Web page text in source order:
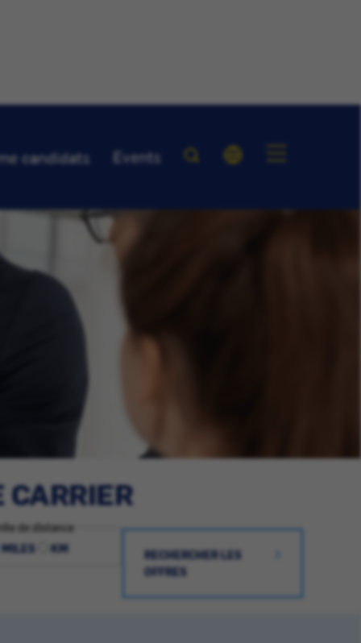
candidats Events
CARRIER
de distance
MILES
KM
RECHERCHER LES
OFFRES